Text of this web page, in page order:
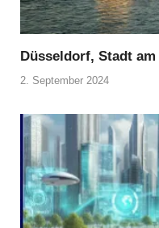
Düsseldorf, Stadt
2. September 2024